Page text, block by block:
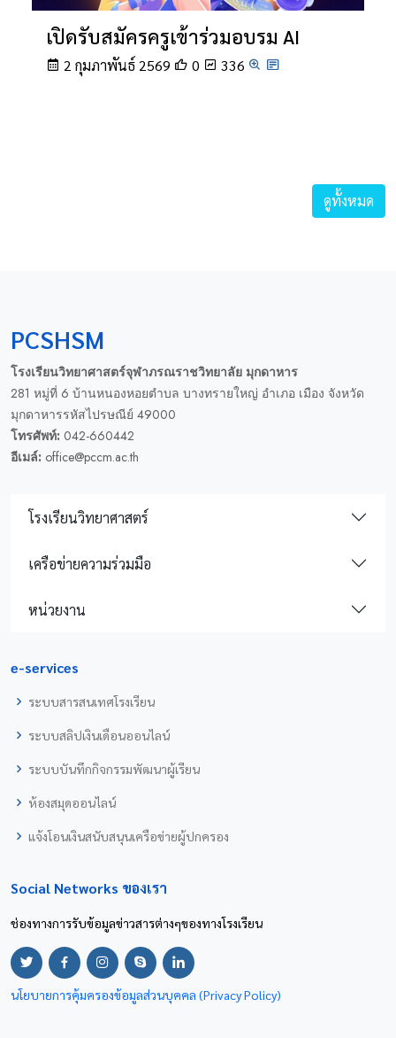
เปิดรับสมัครครูเข้าร่วมอบรม AI
2 กุมภาพันธ์ 2569 0 336
ดูทั้งหมด
PCSHSM
โรงเรียนวิทยาศาสตร์จุฬาภรณราชวิทยาลัย มุกดาหาร
281 หมู่ที่ 6 บ้านหนองหอยตำบล บางทรายใหญ่ อำเภอ เมือง จังหวัด
มุกดาหารรหัสไปรษณีย์ 49000
โทรศัพท์: 042-660442
อีเมล์: office@pccm.ac.th
โรงเรียนวิทยาศาสตร์
เครือข่ายความร่วมมือ
หน่วยงาน
e-services
ระบบสารสนเทศโรงเรียน
ระบบสลิปเงินเดือนออนไลน์
ระบบบันทึกกิจกรรมพัฒนาผู้เรียน
ห้องสมุดออนไลน์
แจ้งโอนเงินสนับสนุนเครือข่ายผู้ปกครอง
Social Networks ของเรา
ช่องทางการรับข้อมูลข่าวสารต่างๆของทางโรงเรียน
นโยบายการคุ้มครองข้อมูลส่วนบุคคล (Privacy Policy)